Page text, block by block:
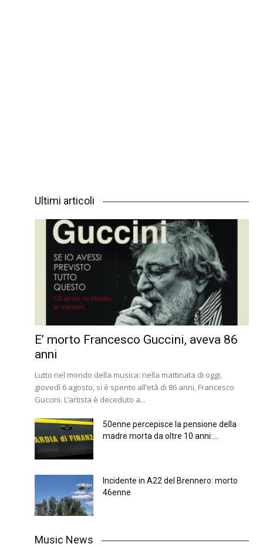
Ultimi articoli
E’ morto Francesco Guccini, aveva 86
anni
Lutto nel mondo della musica: nella mattinata di oggi,
giovedì 6 agosto, si è spento all’età di 86 anni, Francesco
Guccini. L’artista è deceduto a...
50enne percepisce la pensione della
madre morta da oltre 10 anni:...
Incidente in A22 del Brennero: morto
46enne
Music News